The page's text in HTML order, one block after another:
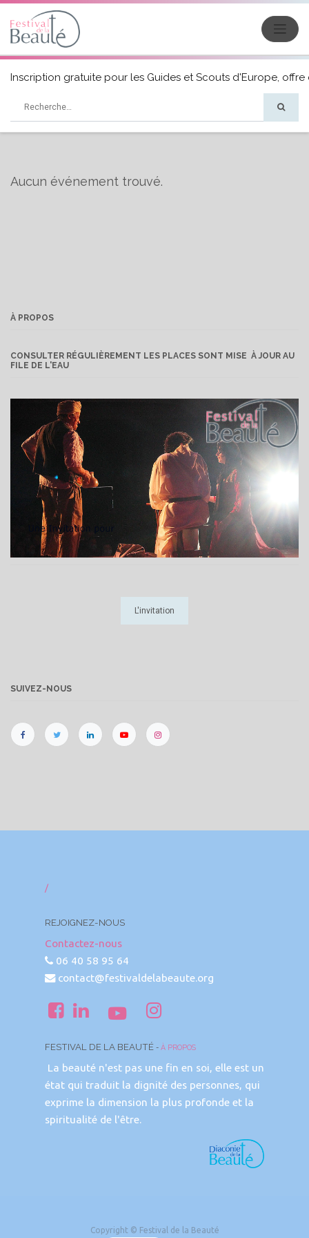
Inscription gratuite pour les Guides et Scouts d'Europe, offre
Aucun événement trouvé.
À PROPOS
CONSULTER RÉGULIÈREMENT LES PLACES SONT MISE À JOUR AU
FILE DE L'EAU
L'invitation
SUIVEZ-NOUS
/
REJOIGNEZ-NOUS
Contactez-nous
06 40 58 95 64
contact@festivaldelabeaute.org
FESTIVAL DE LA BEAUTÉ - À PROPOS
La beauté n'est pas une fin en soi, elle est un
état qui traduit la dignité des personnes, qui
exprime la dimension la plus profonde et la
spiritualité de l'être.
Copyright © Festival de la Beauté